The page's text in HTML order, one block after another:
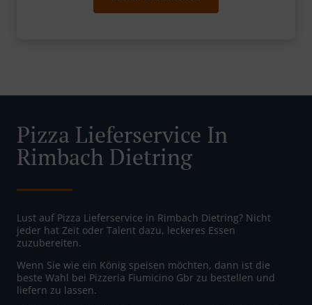
Pizza Lieferservice In
Rimbach Dietring
Lust auf Pizza Lieferservice in Rimbach Dietring? Nicht
jeder hat Zeit oder Talent dazu, leckeres Essen
zuzubereiten.
Wenn Sie wie ein König speisen möchten, dann ist die
beste Wahl bei Pizzeria Fiumicino Gbr zu bestellen und
liefern zu lassen.